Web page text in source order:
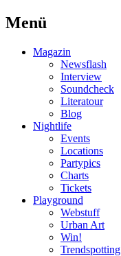
Menü
Magazin
Newsflash
Interview
Soundcheck
Literatour
Blog
Nightlife
Events
Locations
Partypics
Charts
Tickets
Playground
Webstuff
Urban Art
Win!
Trendspotting